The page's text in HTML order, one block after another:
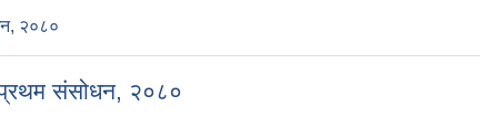
२०८०
प्रथम संसोधन, २०८०